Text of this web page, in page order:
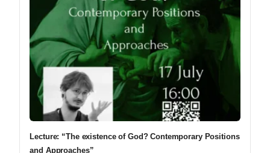
Lecture: “The existence of God? Contemporary Positions
and Approaches”